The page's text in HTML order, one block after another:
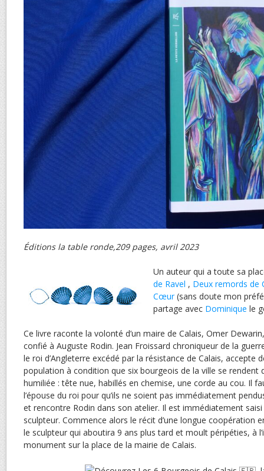
Éditions la table ronde,209 pages, avril 2023
Un auteur qui a toute sa
de Ravel , Deux remords de
Cœur(sans doute mon
partage avec Dominique le
Ce livre raconte la volonté d’un maire de Calais, Omer
confié à Auguste Rodin. Jean Froissard chroniqueur de la
le roi d’Angleterre excédé par la résistance de Calais, accepte
population à condition que six bourgeois de la ville se rendent
humiliée : tête nue, habillés en chemise, une corde au cou. Il
l’épouse du roi pour qu’ils ne soient pas immédiatement
et rencontre Rodin dans son atelier. Il est immédiatement saisi
sculpteur. Commence alors le récit d’une longue coopération
le sculpteur qui aboutira 9 ans plus tard et moult péripéties, à
monument sur la place de la mairie de Calais.